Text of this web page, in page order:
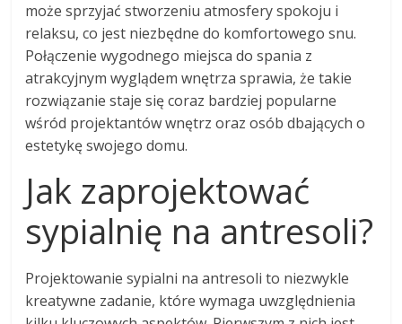
może sprzyjać stworzeniu atmosfery spokoju i
relaksu, co jest niezbędne do komfortowego snu.
Połączenie wygodnego miejsca do spania z
atrakcyjnym wyglądem wnętrza sprawia, że takie
rozwiązanie staje się coraz bardziej popularne
wśród projektantów wnętrz oraz osób dbających o
estetykę swojego domu.
Jak zaprojektować
sypialnię na antresoli?
Projektowanie sypialni na antresoli to niezwykle
kreatywne zadanie, które wymaga uwzględnienia